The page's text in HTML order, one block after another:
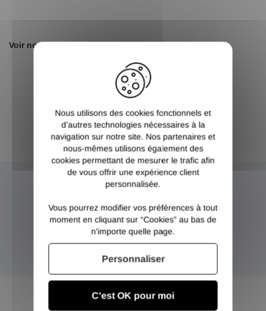
Voir nos autres pages :
NEWSLETTER
Inscrivez-vous et recevez nos bons plans
Nous utilisons des cookies fonctionnels et
d’autres technologies nécessaires à la
navigation sur notre site. Nos partenaires et
nous-mêmes utilisons également des
cookies permettant de mesurer le trafic afin
de vous offrir une expérience client
personnalisée.
Vous pourrez modifier vos préférences à tout
moment en cliquant sur “Cookies” au bas de
n'importe quelle page.
C'est OK pour moi
Personnaliser